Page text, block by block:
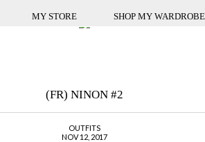
MY STORE SHOP MY WARDROBE
(FR) NINON #2
OUTFITS
NOV 12, 2017